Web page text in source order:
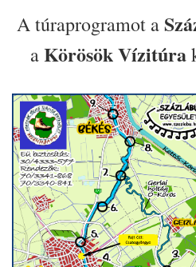
A túraprogramot a
aKörösök Vízitúra